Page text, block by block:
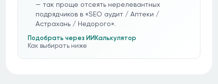
— так проще отсеять нерелевантных
подрядчиков в «SEO аудит / Аптеки /
Астрахань / Недорого».
Подобрать через ИИ Калькулятор
Как выбирать ниже